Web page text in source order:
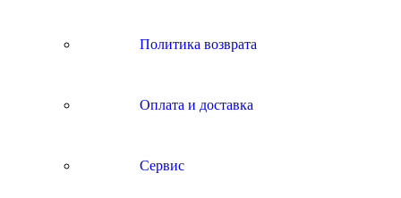
Политика возврата
Оплата и доставка
Сервис